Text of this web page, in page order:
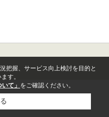
把握、サービス向上検討を目的と
す。
て」 をご確認ください。